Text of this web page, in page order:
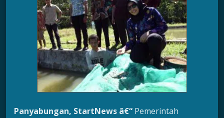
Panyabungan, StartNews â€“ Pemerintah